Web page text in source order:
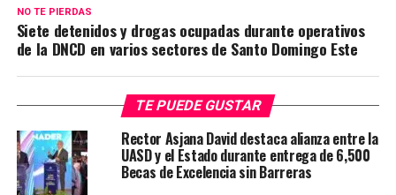
NO TE PIERDAS
Siete detenidos y drogas ocupadas durante operativos
de la DNCD en varios sectores de Santo Domingo Este
TE PUEDE GUSTAR
Rector Asjana David destaca alianza entre la
UASD y el Estado durante entrega de 6,500
Becas de Excelencia sin Barreras